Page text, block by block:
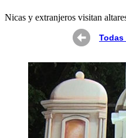
Nicas y extranjeros visitan